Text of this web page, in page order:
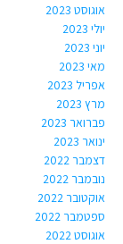
אוגוסט 2023
יולי 2023
יוני 2023
מאי 2023
אפריל 2023
מרץ 2023
פברואר 2023
ינואר 2023
דצמבר 2022
נובמבר 2022
אוקטובר 2022
ספטמבר 2022
אוגוסט 2022